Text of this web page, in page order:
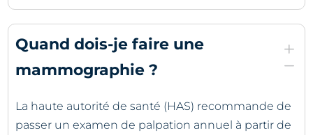
Quand dois-je faire une
mammographie ?
L
K
La haute autorité de santé (HAS) recommande de
passer un examen de palpation annuel à partir de